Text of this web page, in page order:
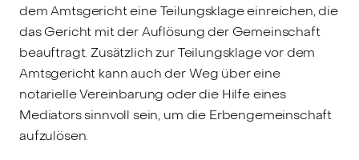
dem Amtsgericht eine Teilungsklage einreichen, die
das Gericht mit der Auflösung der Gemeinschaft
beauftragt. Zusätzlich zur Teilungsklage vor dem
Amtsgericht kann auch der Weg über eine
notarielle Vereinbarung oder die Hilfe eines
Mediators sinnvoll sein, um die Erbengemeinschaft
aufzulösen.